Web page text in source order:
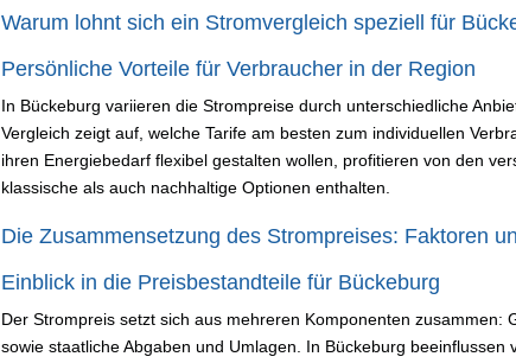
Warum lohnt sich ein Stromvergleich speziell für
Persönliche Vorteile für Verbraucher in der Region
In Bückeburg variieren die Strompreise durch unterschiedliche
Vergleich zeigt auf, welche Tarife am besten zum individuellen
ihren Energiebedarf flexibel gestalten wollen, profitieren von den
klassische als auch nachhaltige Optionen enthalten.
Die Zusammensetzung des Strompreises: Faktoren
Einblick in die Preisbestandteile für Bückeburg
Der Strompreis setzt sich aus mehreren Komponenten zusammen:
sowie staatliche Abgaben und Umlagen. In Bückeburg